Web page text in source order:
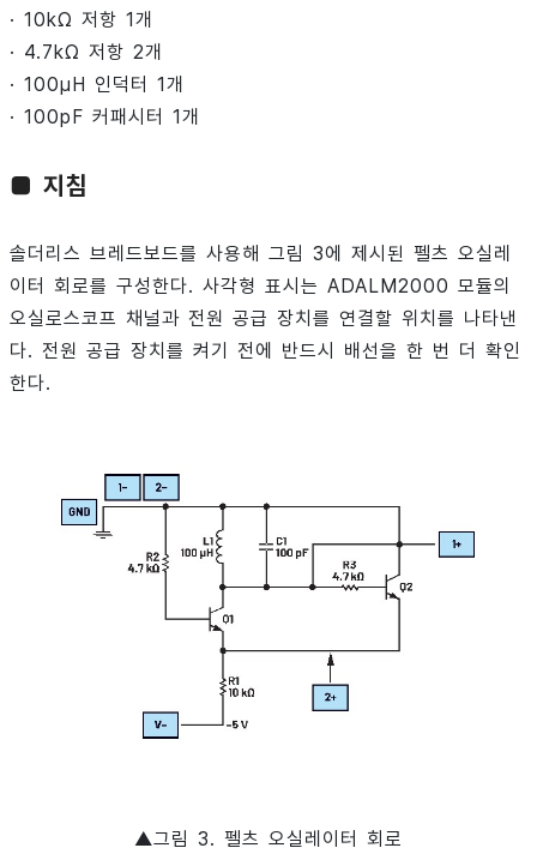
· 10kΩ 저항 1개
· 4.7kΩ 저항 2개
· 100μH 인덕터 1개
· 100pF 커패시터 1개
■ 지침
솔더리스 브레드보드를 사용해 그림 3에 제시된 펠츠 오실레
이터 회로를 구성한다. 사각형 표시는 ADALM2000 모듈의
오실로스코프 채널과 전원 공급 장치를 연결할 위치를 나타낸
다. 전원 공급 장치를 켜기 전에 반드시 배선을 한 번 더 확인
한다.
▲그림 3. 펠츠 오실레이터 회로